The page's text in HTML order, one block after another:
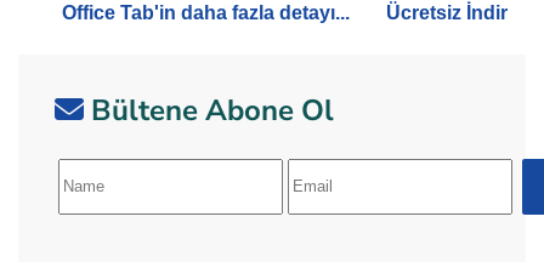
Office Tab'in daha fazla detayı... Ücretsiz İndir
Bültene Abone Ol